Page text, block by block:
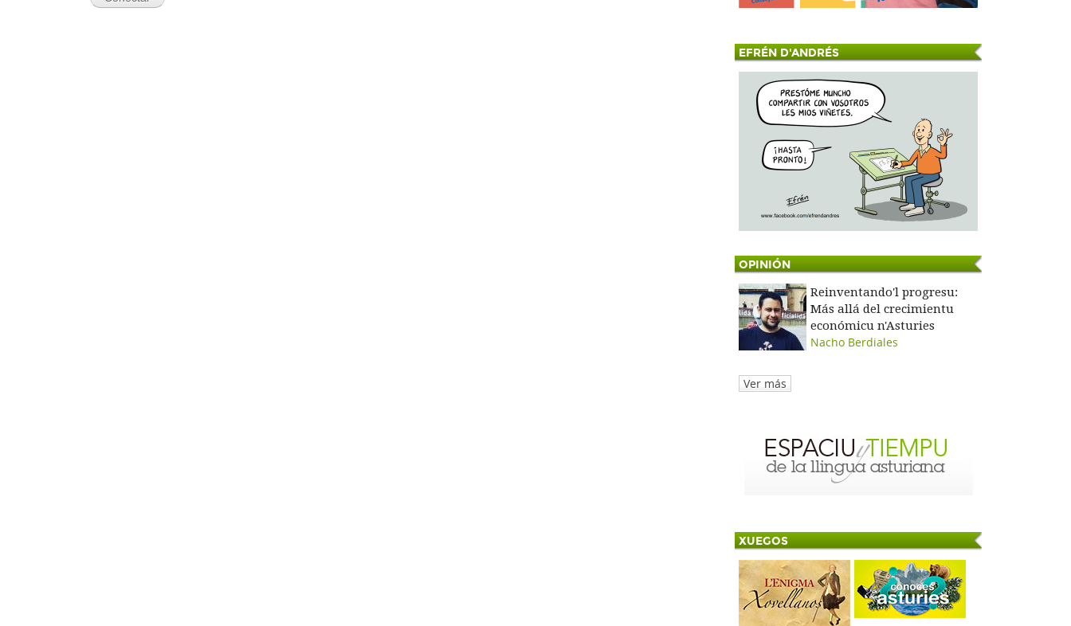
EFRÉN D'ANDRÉS
OPINIÓN
Reinventando'l progresu:
Más allá del crecimientu
económicu n'Asturies
Nacho Berdiales
Ver más
XUEGOS